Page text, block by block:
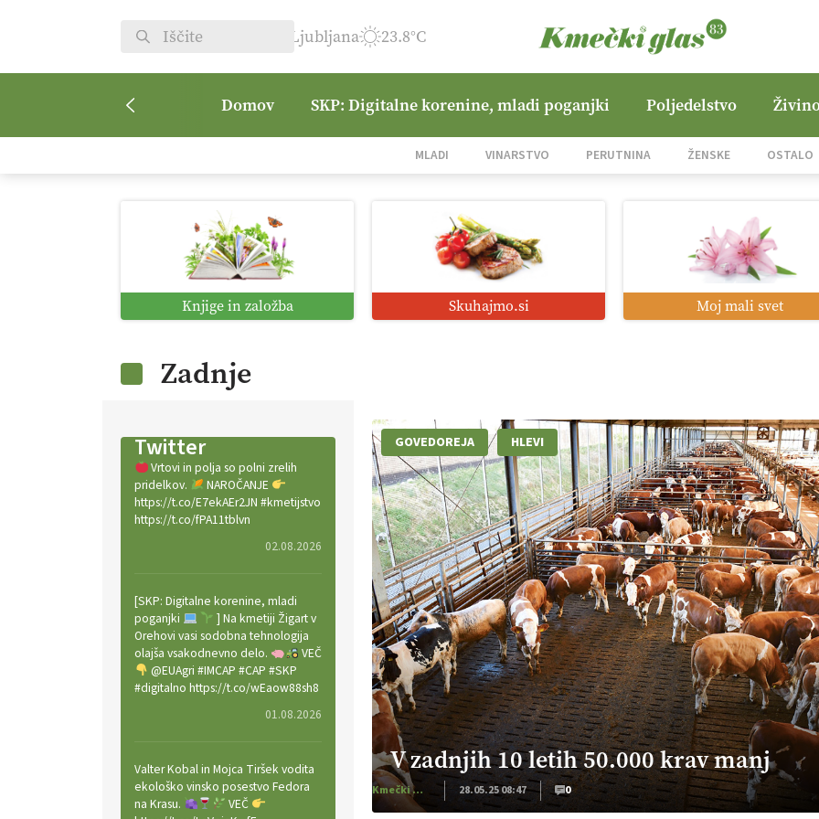
Ljubljana 23.8°C
Domov SKP: Digitalne korenine, mladi poganjki Poljedelstvo
MLADI VINARSTVO PERUTNINA ŽENSKE OSTALO
Knjige in založba Skuhajmo.si Moj mali svet
Zadnje
Twitter
Vrtovi in polja so polni zrelih
pridelkov.
NAROČANJE
https://t.co/E7ekAEr2JN #kmetijstvo
https://t.co/fPA11tblvn
02.08.2026
[SKP: Digitalne korenine, mladi
poganjki
] Na kmetiji Žigart v
Orehovi vasi sodobna tehnologija
olajša vsakodnevno delo.
VEČ
@EUAgri #IMCAP #CAP #SKP
#digitalno https://t.co/wEaow88sh8
01.08.2026
Valter Kobal in Mojca Tiršek vodita
ekološko vinsko posestvo Fedora
na Krasu.
VEČ
GOVEDOREJA HLEVI
V zadnjih 10 letih 50.000 krav manj
Kmečki Glas 28.05.25 08:47 0